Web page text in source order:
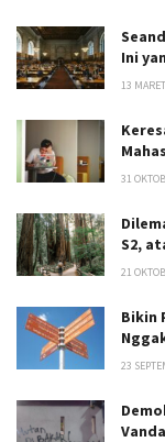
Ini
13
31
S2,
21
Bikin
23